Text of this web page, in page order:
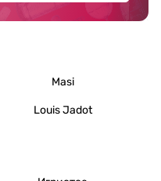
Masi
Louis Jadot